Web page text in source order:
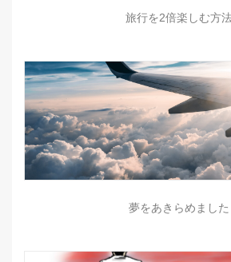
旅行を2倍楽しむ方
夢をあきらめました